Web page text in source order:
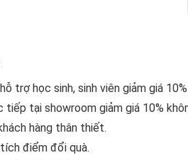
trợ học sinh, sinh viên giảm giá
tiếp tại showroom giảm giá 10%
hàng thân thiết.
điểm đổi quà.